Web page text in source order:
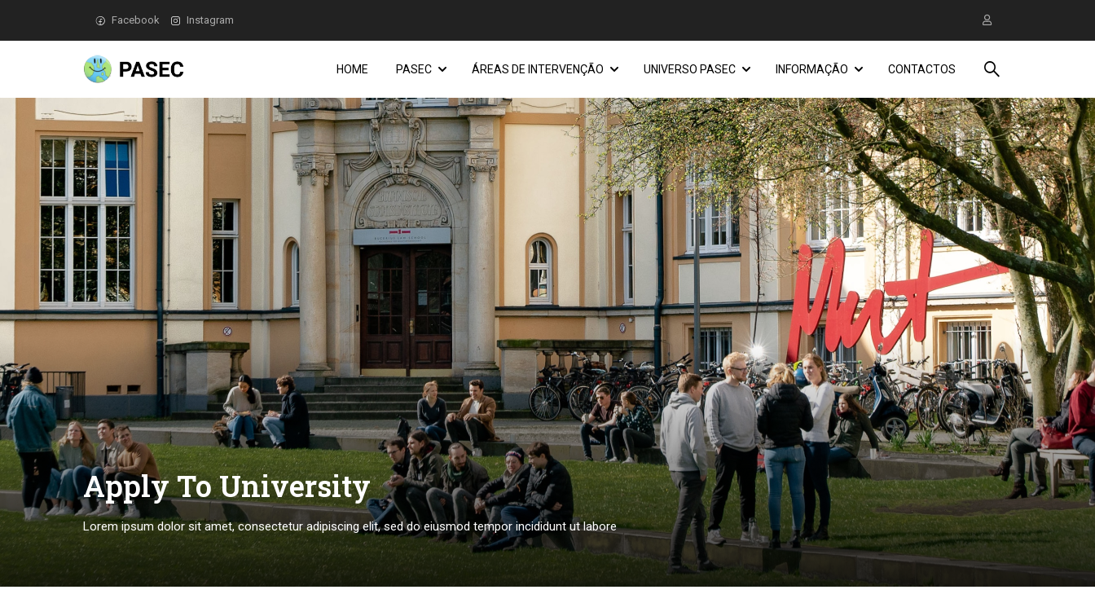
Facebook Instagram
HOME PASEC ÁREAS DE INTERVENÇÃO UNIVERSO PASEC INFORMAÇÃO CONTACTOS
Apply To University
Lorem ipsum dolor sit amet, consectetur adipiscing elit, sed do eiusmod tempor incididunt ut labore